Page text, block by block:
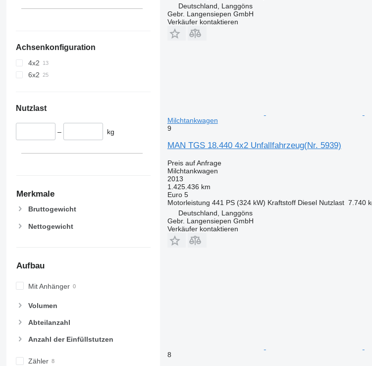
Achsenkonfiguration
4x2
6x2
Nutzlast
– kg
Merkmale
Bruttogewicht
Nettogewicht
Aufbau
Mit Anhänger
Volumen
Abteilanzahl
Anzahl der Einfüllstutzen
Zähler
Deutschland, Langgöns
Gebr. Langensiepen GmbH
Verkäufer kontaktieren
Milchtankwagen
9
MAN TGS 18.440 4x2 Unfallfahrzeug(Nr. 5939)
Preis auf Anfrage
Milchtankwagen
2013
1.425.436 km
Euro 5
Motorleistung 441 PS (324 kW) Kraftstoff Diesel Nutzlast 7.740
Deutschland, Langgöns
Gebr. Langensiepen GmbH
Verkäufer kontaktieren
8